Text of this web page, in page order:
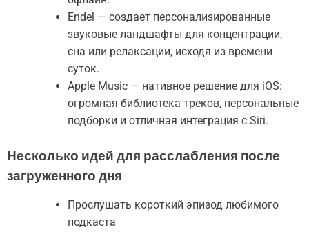
Endel — создает персонализированные
звуковые ландшафты для концентрации,
сна или релаксации, исходя из времени
суток.
Apple Music — нативное решение для iOS:
огромная библиотека треков, персональные
подборки и отличная интеграция с Siri.
Несколько идей для расслабления после
загруженного дня
Прослушать короткий эпизод любимого
подкаста